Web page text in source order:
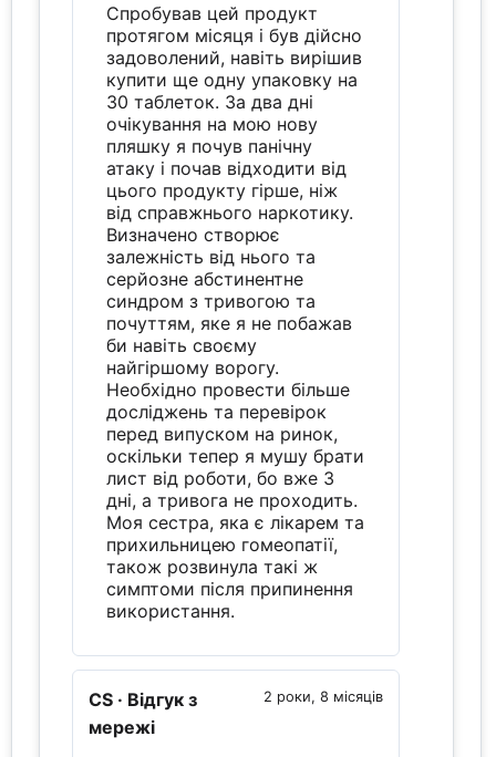
Спробував цей продукт
протягом місяця і був дійсно
задоволений, навіть вирішив
купити ще одну упаковку на
30 таблеток. За два дні
очікування на мою нову
пляшку я почув панічну
атаку і почав відходити від
цього продукту гірше, ніж
від справжнього наркотику.
Визначено створює
залежність від нього та
серйозне абстинентне
синдром з тривогою та
почуттям, яке я не побажав
би навіть своєму
найгіршому ворогу.
Необхідно провести більше
досліджень та перевірок
перед випуском на ринок,
оскільки тепер я мушу брати
лист від роботи, бо вже 3
дні, а тривога не проходить.
Моя сестра, яка є лікарем та
прихильницею гомеопатії,
також розвинула такі ж
симптоми після припинення
використання.
2 роки, 8 місяців
CS · Відгук з
мережі